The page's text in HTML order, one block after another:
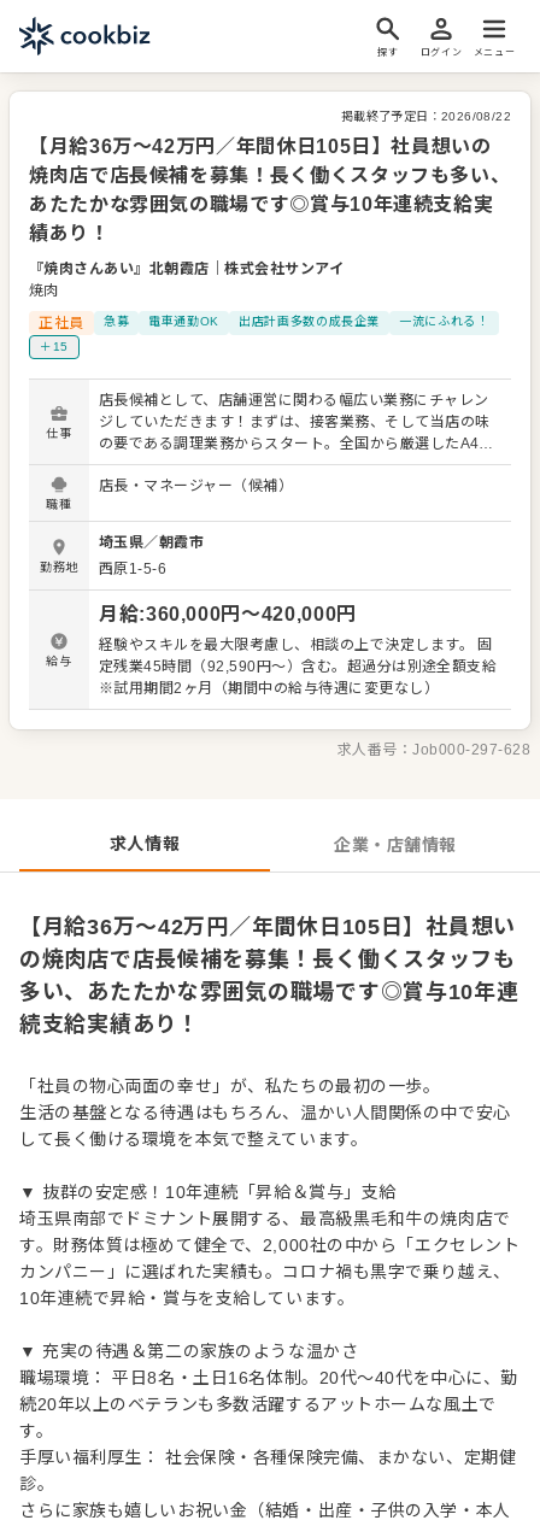
探す ログイン メニュー
掲載終了予定日： 2026/08/22
【月給36万～42万円／年間休日105日】社員想いの
焼肉店で店長候補を募集！長く働くスタッフも多い、
あたたかな雰囲気の職場です◎賞与10年連続支給実
績あり！
『焼肉さんあい』北朝霞店 ｜株式会社サンアイ
焼肉
正社員
急募 電車通勤OK 出店計画多数の成長企業
一流にふれる！
＋15
仕事
店長候補として、店舗運営に関わる幅広い業務にチャレン
ジしていただきます！まずは、接客業務、そして当店の味
の要である調理業務からスタート。全国から厳選したA4・
A5ランクの黒毛和牛の知識や部位ごとのカット技術、秘伝
の自家製だれの仕込みなど、専門的なスキルをしっかり学
ルバイトスタッフの採用・育成、シフト管理といったマネ
ジメント業務へ。あなたのアイデアを活かした新メニュー
やイベントの企画・提案も大歓迎です！ 【入社後のステッ
プアップ】 ▼まずは、お店全体の流れを掴むことから。ホ
ール・キッチン両方の業務を経験し、当店のこだわりやオ
ペレーションを深く理解していただきます。 ▼次に、店長
のサポート役として、発注業務や在庫管理、スタッフのシ
フト作成補助など、少しずつ管理業務をお任せします。先
さい。 ▼将来的には、店舗運営の中核メンバーとして、売
上向上施策の立案やスタッフ教育の主担当など、より裁量
括する「エリアマネージャー」。そして、会社全体の経営
に参画する「部長職」など、あなたの意欲と実力次第でキ
ャリアの道はどこまでも拓けています。
職種
店長・マネージャー（候補）
勤務地
埼玉県／朝霞市
西原1-5-6
給与
月給:360,000円〜420,000円
経験やスキルを最大限考慮し、相談の上で決定します。 固
定残業45時間（92,590円～）含む。超過分は別途全額支給
※試用期間2ヶ月（期間中の給与待遇に変更なし）
求人番号：Job000-297-628
求人情報 企業・店舗情報
【月給36万～42万円／年間休日105日】社員想い
の焼肉店で店長候補を募集！長く働くスタッフも
多い、あたたかな雰囲気の職場です◎賞与10年連
続支給実績あり！
「社員の物心両面の幸せ」が、私たちの最初の一歩。
生活の基盤となる待遇はもちろん、温かい人間関係の中で安心
して長く働ける環境を本気で整えています。
▼ 抜群の安定感！10年連続「昇給＆賞与」支給
埼玉県南部でドミナント展開する、最高級黒毛和牛の焼肉店で
す。財務体質は極めて健全で、2,000社の中から「エクセレント
カンパニー」に選ばれた実績も。コロナ禍も黒字で乗り越え、
10年連続で昇給・賞与を支給しています。
▼ 充実の待遇＆第二の家族のような温かさ
職場環境： 平日8名・土日16名体制。20代〜40代を中心に、勤
続20年以上のベテランも多数活躍するアットホームな風土で
す。
手厚い福利厚生： 社会保険・各種保険完備、まかない、定期健
診。
さらに家族も嬉しいお祝い金（結婚・出産・子供の入学・本人